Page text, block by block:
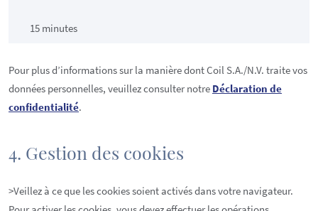
15 minutes
Pour plus d’informations sur la manière dont Coil S.A./N.V. traite vos
données personnelles, veuillez consulter notre Déclaration de
confidentialité.
4. Gestion des cookies
>Veillez à ce que les cookies soient activés dans votre navigateur.